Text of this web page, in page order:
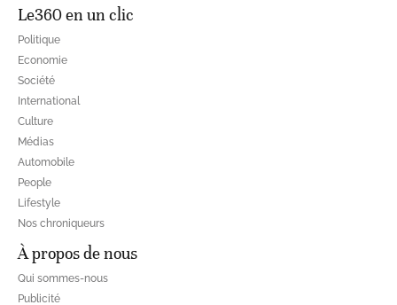
Le360 en un clic
Politique
Economie
Société
International
Culture
Médias
Automobile
People
Lifestyle
Nos chroniqueurs
À propos de nous
Qui sommes-nous
Publicité